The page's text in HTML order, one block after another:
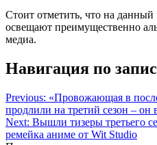
Стоит отметить, что на
освещают преимущественно
медиа.
Навигация по
Previous: «Провожающая в
продлили на третий сезон – он
Next: Вышли тизеры третьего
ремейка аниме от Wit Studio